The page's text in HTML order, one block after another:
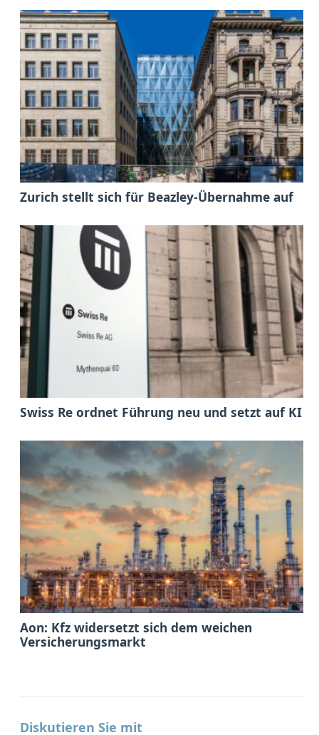
Zurich stellt sich für Beazley-Übernahme auf
Swiss Re ordnet Führung neu und setzt auf KI
Aon: Kfz widersetzt sich dem weichen
Versicherungsmarkt
Diskutieren Sie mit